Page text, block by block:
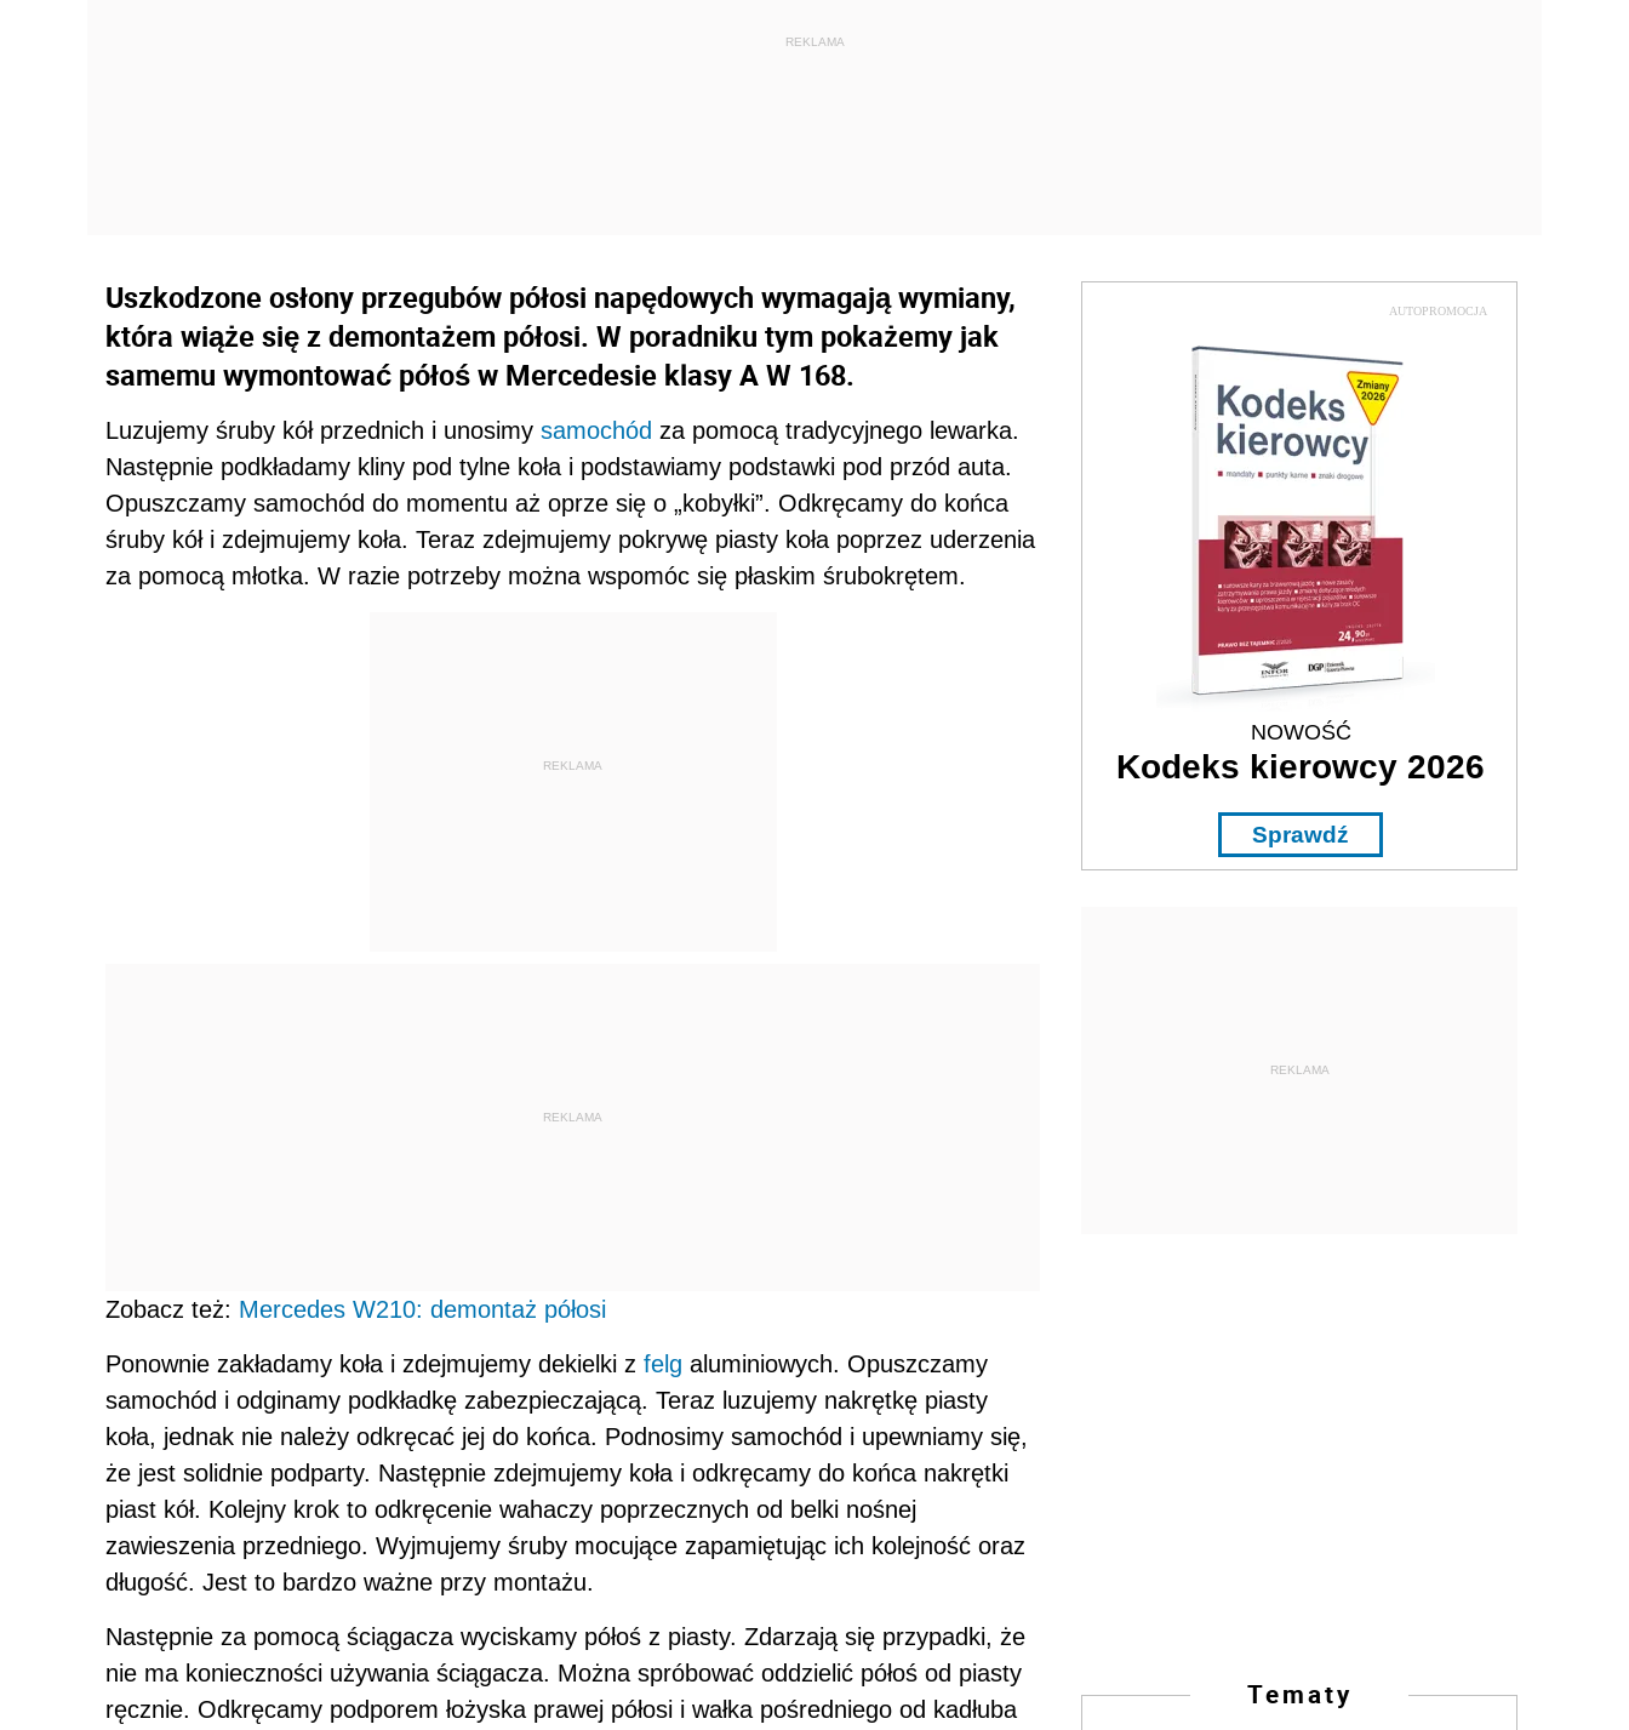
Uszkodzone osłony przegubów półosi napędowych wymagają wymiany,
która wiąże się z demontażem półosi. W poradniku tym pokażemy jak
samemu wymontować półoś w Mercedesie klasy A W 168.
Luzujemy śruby kół przednich i unosimy samochód za pomocą tradycyjnego lewarka.
Następnie podkładamy kliny pod tylne koła i podstawiamy podstawki pod przód auta.
Opuszczamy samochód do momentu aż oprze się o „kobyłki”. Odkręcamy do końca
śruby kół i zdejmujemy koła. Teraz zdejmujemy pokrywę piasty koła poprzez uderzenia
za pomocą młotka. W razie potrzeby można wspomóc się płaskim śrubokrętem.
REKLAMA
REKLAMA
Zobacz też: Mercedes W210: demontaż półosi
Ponownie zakładamy koła i zdejmujemy dekielki z felg aluminiowych. Opuszczamy
samochód i odginamy podkładkę zabezpieczającą. Teraz luzujemy nakrętkę piasty
koła, jednak nie należy odkręcać jej do końca. Podnosimy samochód i upewniamy się,
że jest solidnie podparty. Następnie zdejmujemy koła i odkręcamy do końca nakrętki
piast kół. Kolejny krok to odkręcenie wahaczy poprzecznych od belki nośnej
zawieszenia przedniego. Wyjmujemy śruby mocujące zapamiętując ich kolejność oraz
długość. Jest to bardzo ważne przy montażu.
Następnie za pomocą ściągacza wyciskamy półoś z piasty. Zdarzają się przypadki, że
nie ma konieczności używania ściągacza. Można spróbować oddzielić półoś od piasty
ręcznie. Odkręcamy podporem łożyska prawej półosi i wałka pośredniego od kadłuba
AUTOPROMOCJA
NOWOŚĆ
Kodeks kierowcy 2026
Sprawdź
REKLAMA
Tematy